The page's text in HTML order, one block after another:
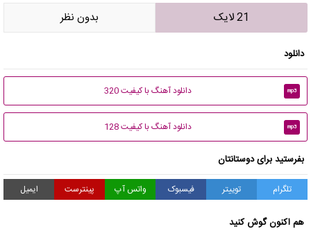
21 لایک بدون نظر
دانلود
mp3 دانلود آهنگ با کیفیت 320
mp3 دانلود آهنگ با کیفیت 128
بفرستید برای دوستانتان
تلگرام توییتر فیسبوک واتس آپ پینترست ایمیل
هم اکنون گوش کنید